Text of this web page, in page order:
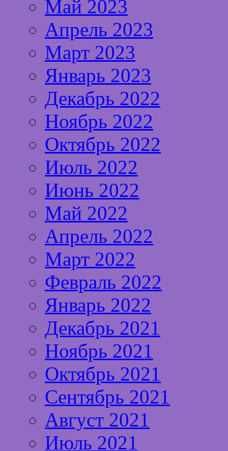
Май 2023
Апрель 2023
Март 2023
Январь 2023
Декабрь 2022
Ноябрь 2022
Октябрь 2022
Июль 2022
Июнь 2022
Май 2022
Апрель 2022
Март 2022
Февраль 2022
Январь 2022
Декабрь 2021
Ноябрь 2021
Октябрь 2021
Сентябрь 2021
Август 2021
Июль 2021